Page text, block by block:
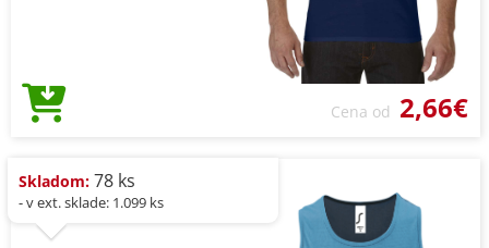
Cena od 2,66€
Skladom: 78 ks
- v ext. sklade: 1.099 ks